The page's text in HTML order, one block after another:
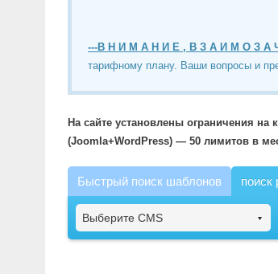
---В Н И М А Н И Е , В З А И М О З А
тарифному плану. Ваши вопросы и
На сайте установлены ограничения
(Joomla+WordPress) — 50 лимитов в
Быстрый поиск шаблонов поиск
Выберите CMS